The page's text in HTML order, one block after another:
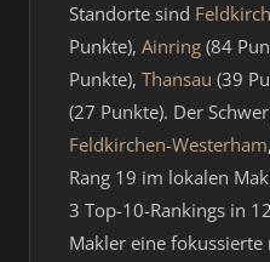
Standorte sind
Punkte), Ainring (84
Punkte), Thansau (39
(27 Punkte). Der
Feldkirchen-Westerham
Rang 19 im lokalen
3 Top-10-Rankings in
Makler eine fokussierte